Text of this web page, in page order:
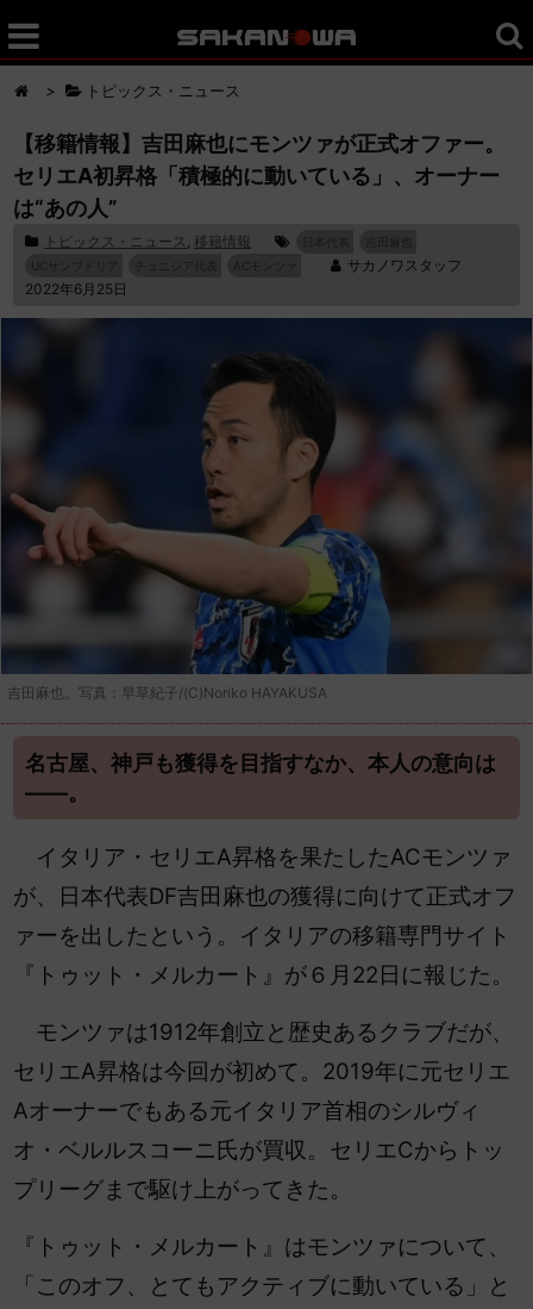
> トピックス・ニュース
【移籍情報】吉田麻也にモンツァが正式オファー。
セリエA初昇格「積極的に動いている」、オーナー
は“あの人”
トピックス・ニュース , 移籍情報
吉田麻也
ACモンツァ
サカノワスタッフ
2022年6月25日
吉田麻也。写真：早草紀子/(C)Noriko HAYAKUSA
名古屋、神戸も獲得を目指すなか、本人の意向は
――。
イタリア・セリエA昇格を果たしたACモンツァ
が、日本代表DF吉田麻也の獲得に向けて正式オフ
ァーを出したという。イタリアの移籍専門サイト
『トゥット・メルカート』が６月22日に報じた。
モンツァは1912年創立と歴史あるクラブだが、
セリエA昇格は今回が初めて。2019年に元セリエ
Aオーナーでもある元イタリア首相のシルヴィ
オ・ベルルスコーニ氏が買収。セリエCからトッ
プリーグまで駆け上がってきた。
『トゥット・メルカート』はモンツァについて、
「このオフ、とてもアクティブに動いている」と